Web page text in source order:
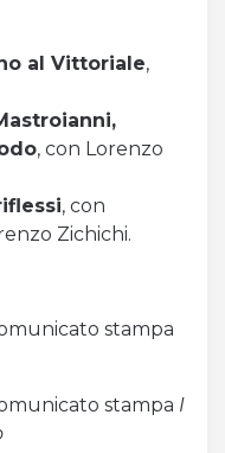
al Vittoriale,
, con Lorenzo
, con
Zichichi.
stampa
stampa I